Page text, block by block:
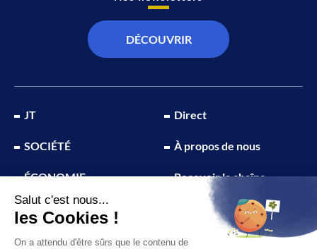
JT
SOCIÉTÉ
ÉCONOMIE
CULTURE & LOISIRS
SPORT
Direct
À propos de nous
Recevoir la chaîne
Devenir annonceur
DÉCOUVRIR